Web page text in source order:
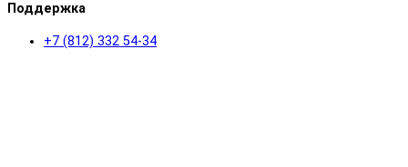
Поддержка
+7 (812) 332 54-34